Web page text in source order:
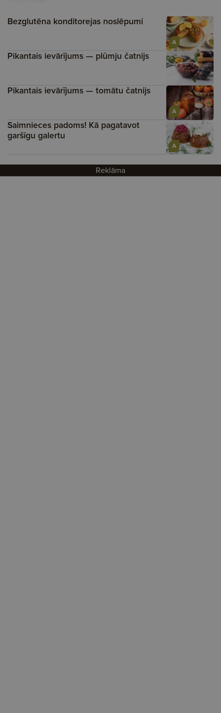
A
Bezglutēna konditorejas noslēpumi
Pikantais ievārījums — plūmju čatnijs
A
Pikantais ievārījums — tomātu čatnijs
A
Saimnieces padoms! Kā pagatavot
garšīgu galertu
Reklāma